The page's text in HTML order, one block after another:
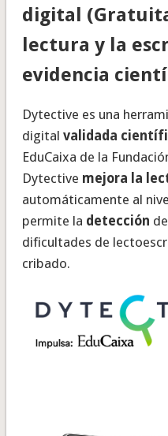
digital
lectura y la
evidencia
Dytective es una
digital validada
EduCaixa de la
Dytective mejora la
automáticamente al
permite la detección
dificultades de
cribado.